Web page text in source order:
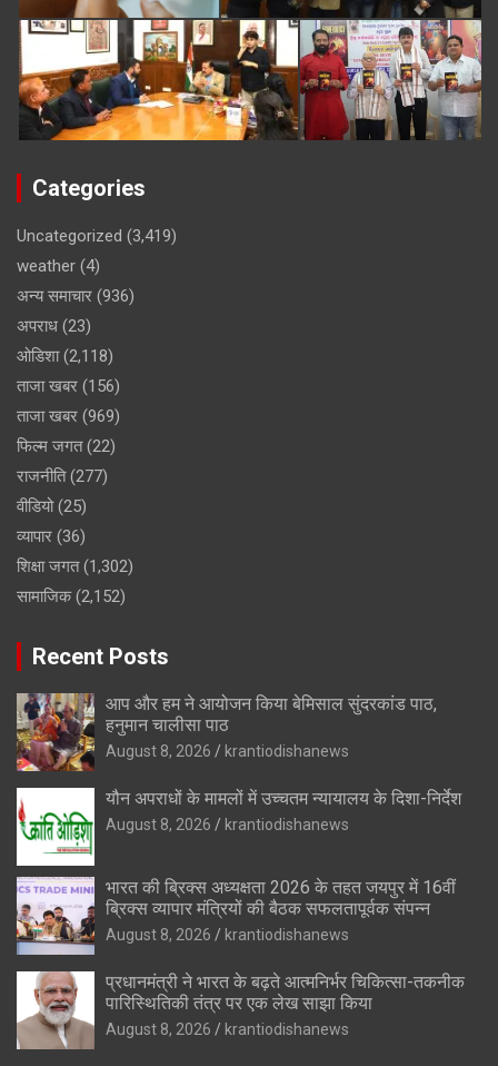
Categories
Uncategorized (3,419)
weather (4)
अन्य समाचार (936)
अपराध (23)
ओडिशा(2,118)
ताजा खबर (156)
ताजा खबर (969)
फिल्म जगत(22)
राजनीति(277)
वीडियो(25)
व्यापार (36)
शिक्षा जगत(1,302)
सामाजिक(2,152)
Recent Posts
आप और हम ने आयोजन किया बेमिसाल सुंदरकांड पाठ,
हनुमान चालीसा पाठ
August 8, 2026 krantiodishanews
यौन अपराधों के मामलों में उच्चतम न्यायालय के दिशा-निर्देश
August 8, 2026 krantiodishanews
भारत की ब्रिक्‍स अध्यक्षता 2026 के तहत जयपुर में 16वीं
ब्रिक्‍स व्यापार मंत्रियों की बैठक सफलतापूर्वक संपन्न
August 8, 2026 krantiodishanews
प्रधानमंत्री ने भारत के बढ़ते आत्मनिर्भर चिकित्सा-तकनीक
पारिस्थितिकी तंत्र पर एक लेख साझा किया
August 8, 2026 krantiodishanews